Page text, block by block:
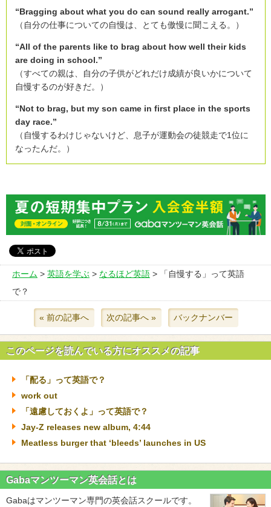
“Bragging about what you do can sound really arrogant.”
（自分の仕事についての自慢は、とても傲慢に聞こえる。）
“All of the parents like to brag about how well their kids
are doing in school.”
（すべての親は、自分の子供がどれだけ成績が良いかについて
自慢するのが好きだ。）
“Not to brag, but my son came in first place in the sports
day race.”
（自慢するわけじゃないけど、息子が運動会の徒競走で1位に
なったんだ。）
ホーム > 英語を学ぶ > なるほど英語 > 「自慢する」って英語
で？
« 前の記事へ 次の記事へ » バックナンバー
このページを読んでいる方にオススメの記事
「配る」って英語で？
work out
「遠慮しておくよ」って英語で？
Jay-Z releases new album, 4:44
Meatless burger that ‘bleeds’ launches in US
Gabaマンツーマン英会話とは
Gabaはマンツーマン専門の英会話スクールです。